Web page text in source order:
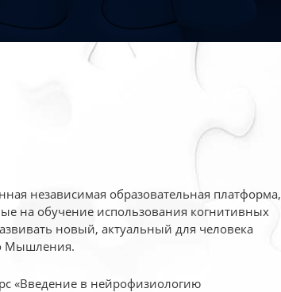
независимая образовательная платформа,
на обучение использования когнитивных
новый, актуальный для человека
Мышления.
«Введение в нейрофизиологию